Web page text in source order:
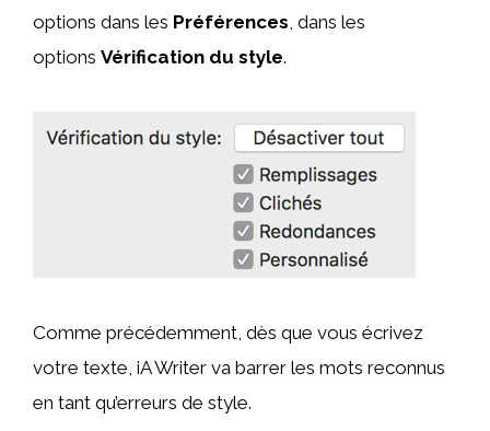
options dans les Préférences, dans les
options Vérification du style.
Comme précédemment, dès que vous écrivez
votre texte, iA Writer va barrer les mots reconnus
en tant qu’erreurs de style.